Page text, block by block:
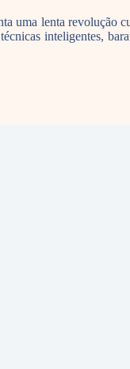
lenta revolução
inteligentes,